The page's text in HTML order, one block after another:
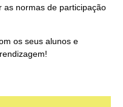
as normas de participação
os seus alunos e